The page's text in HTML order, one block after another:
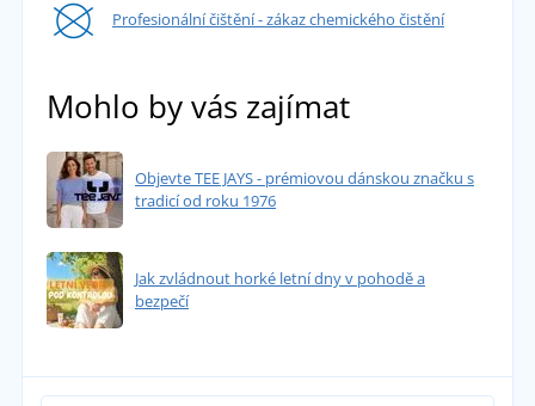
Profesionální čištění - zákaz chemického čistění
Mohlo by vás zajímat
Objevte TEE JAYS - prémiovou dánskou značku s
tradicí od roku 1976
Jak zvládnout horké letní dny v pohodě a
bezpečí